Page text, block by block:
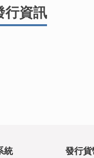
行資訊
統 發行貨